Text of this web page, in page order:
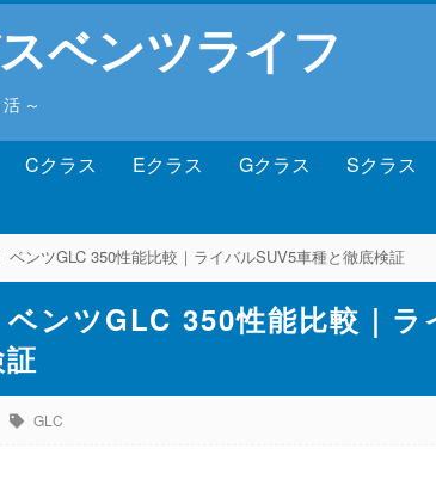
ベンツライフ
～
Cクラス Eクラス Gクラス Sクラス
ベンツGLC 350性能比較｜ライバルSUV5車種と徹底検証
ベンツGLC 350性能比較｜
GLC